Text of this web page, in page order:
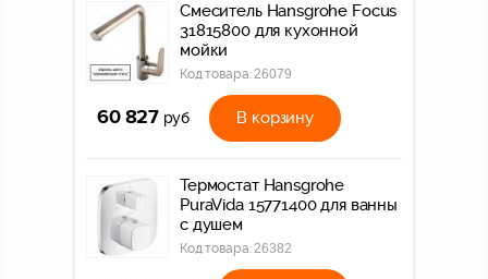
Смеситель Hansgrohe Focus
31815800 для кухонной
мойки
Код товара:26079
60 827 руб В корзину
Термостат Hansgrohe
PuraVida 15771400 для ванны
с душем
Код товара:26382